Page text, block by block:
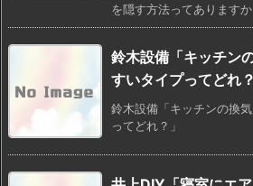
を隠す方法ってありますか
鈴木設備「キッチン
すいタイプってどれ？
鈴木設備「キッチンの換
ってどれ？」